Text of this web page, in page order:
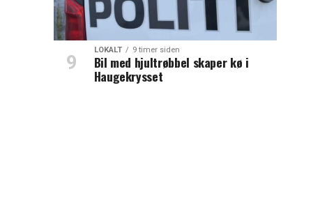
LOKALT 9 timer siden
Bil med hjultrøbbel skaper kø i
Haugekrysset